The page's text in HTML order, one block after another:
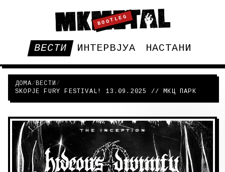
BOOTLEG
ВЕСТИ ИНТЕРВЈУА НАСТАНИ
ДОМА/ВЕСТИ /
SKOPJE FURY FESTIVAL! 13.09.2025 // МКЦ ПАРК